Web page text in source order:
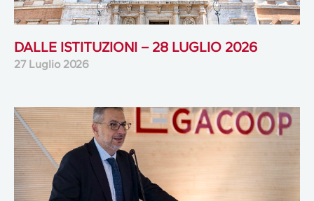
DALLE ISTITUZIONI – 28 LUGLIO 2026
27 Luglio 2026